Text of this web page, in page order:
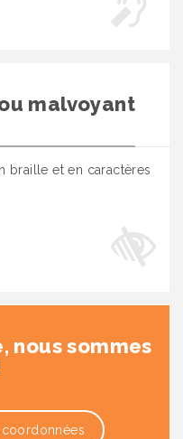
malvoyant
braille et en caractères
nous sommes
coordonnées